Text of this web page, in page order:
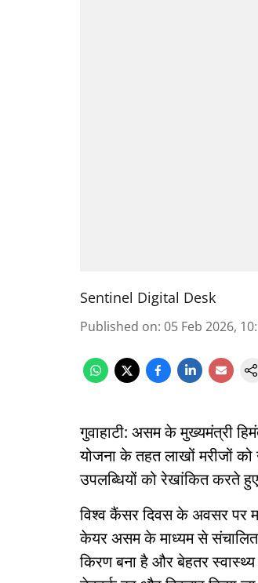
Sentinel Digital Desk
Published on: 05 Feb 2026,
गुवाहाटी: असम के मुख्यमंत्री
योजना के तहत लाखों मरीजों
उपलब्धियों को रेखांकित करते
विश्व कैंसर दिवस के अवसर पर
केयर असम के माध्यम से
किरण बना है और बेहतर